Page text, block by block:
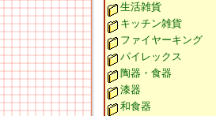
生活雑貨
キッチン雑貨
ファイヤーキング
パイレックス
陶器・食器
漆器
和食器